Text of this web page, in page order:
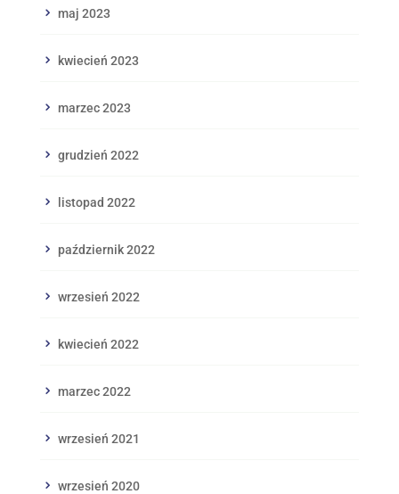
maj 2023
kwiecień 2023
marzec 2023
grudzień 2022
listopad 2022
październik 2022
wrzesień 2022
kwiecień 2022
marzec 2022
wrzesień 2021
wrzesień 2020